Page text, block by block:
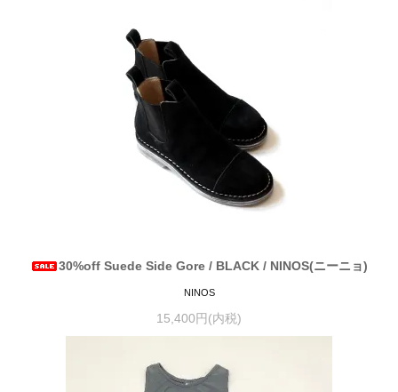
30%off Suede Side Gore / BLACK / NINOS(ニーニョ)
NINOS
15,400円(内税)